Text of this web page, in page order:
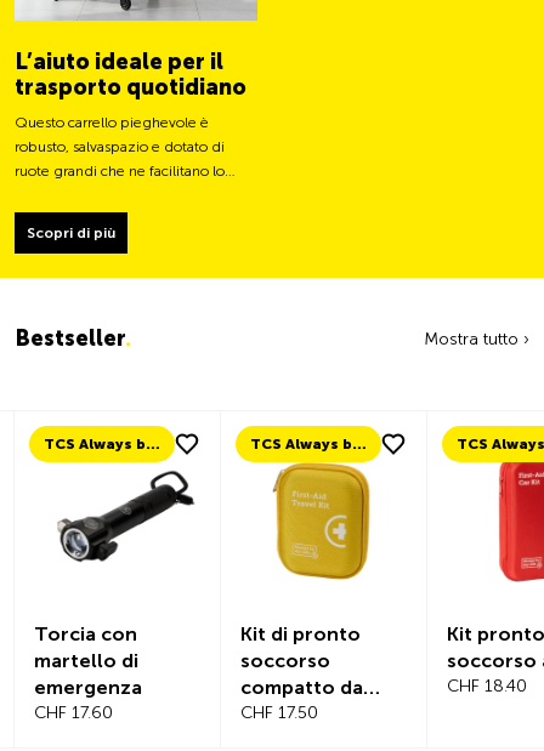
L’aiuto ideale per il
trasporto quotidiano
Questo carrello pieghevole è
robusto, salvaspazio e dotato di
ruote grandi che ne facilitano lo
Scopri di più
Bestseller. Mostra tutto ›
TCS Always by my side
Kit di pronto
soccorso
compatto da
viaggio
CHF 17.50
TCS Always by my side
Kit pronto
soccorso auto
CHF 18.40